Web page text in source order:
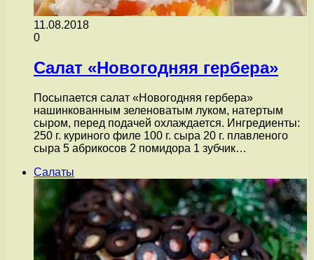
11.08.2018
0
Салат «Новогодняя гербера»
Посыпается салат «Новогодняя гербера»
нашинкованным зеленоватым луком, натертым
сыром, перед подачей охлаждается. Ингредиенты:
250 г. куриного филе 100 г. сыра 20 г. плавленого
сыра 5 абрикосов 2 помидора 1 зубчик…
Салаты